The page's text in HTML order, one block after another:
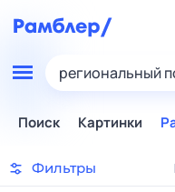
региональный
Поиск Картинки
Фильтры